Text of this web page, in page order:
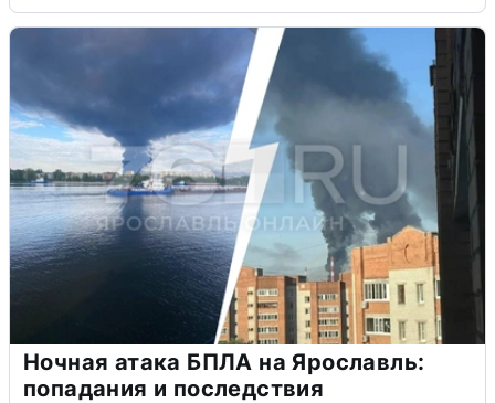
Ночная атака БПЛА на Ярославль:
попадания и последствия